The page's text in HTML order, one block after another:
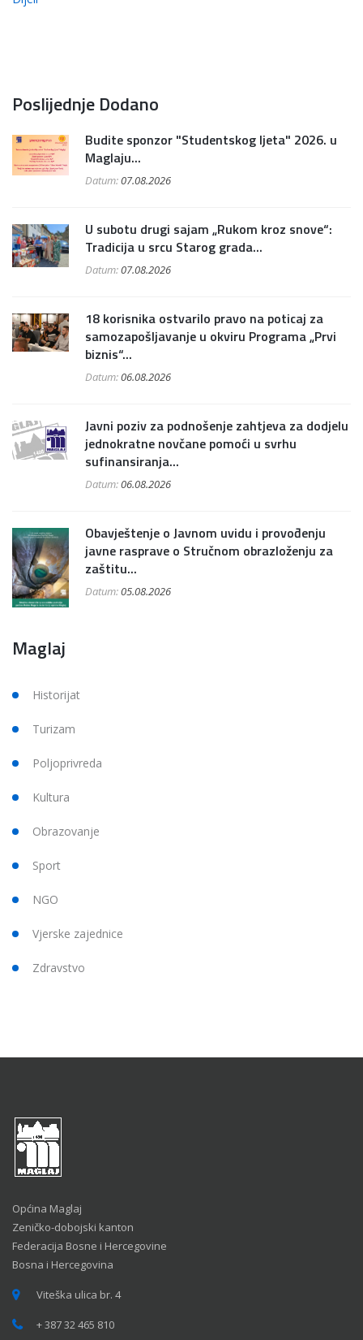
Poslijednje Dodano
Budite sponzor "Studentskog ljeta" 2026. u
Maglaju...
Datum:07.08.2026
U subotu drugi sajam „Rukom kroz snove“:
Tradicija u srcu Starog grada...
Datum:07.08.2026
18 korisnika ostvarilo pravo na poticaj za
samozapošljavanje u okviru Programa „Prvi
biznis“...
Datum:06.08.2026
Javni poziv za podnošenje zahtjeva za dodjelu
jednokratne novčane pomoći u svrhu
sufinansiranja...
Datum:06.08.2026
Obavještenje o Javnom uvidu i provođenju
javne rasprave o Stručnom obrazloženju za
zaštitu...
Datum:05.08.2026
Maglaj
Historijat
Turizam
Poljoprivreda
Kultura
Obrazovanje
Sport
NGO
Vjerske zajednice
Zdravstvo
Općina Maglaj
Zeničko-dobojski kanton
Federacija Bosne i Hercegovine
Bosna i Hercegovina
Viteška ulica br. 4
+ 387 32 465 810